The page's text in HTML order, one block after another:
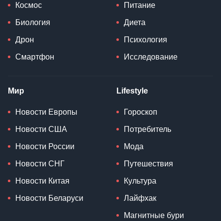
Космос
Биология
Дрон
Смартфон
Питание
Диета
Психология
Исследование
Мир
Новости Европы
Новости США
Новости России
Новости СНГ
Новости Китая
Новости Беларуси
Lifestyle
Гороскоп
Потребитель
Мода
Путешествия
Культура
Лайфхак
Магнитные бури